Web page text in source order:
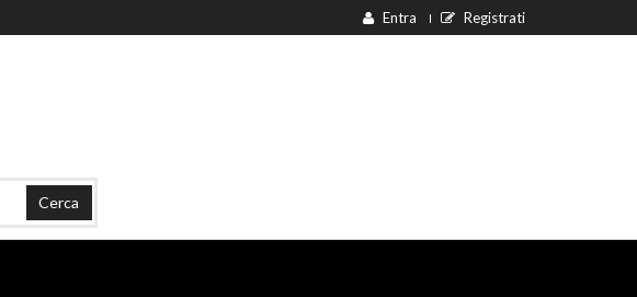
Entra Registrati
Cerca